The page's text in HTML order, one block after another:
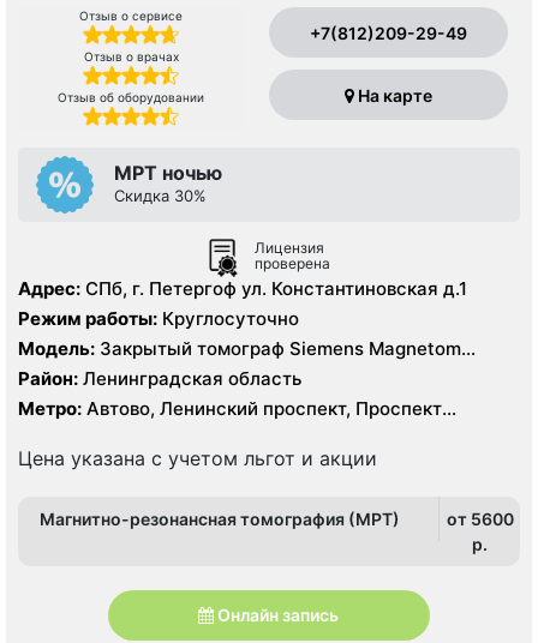
Отзыв о сервисе
Отзыв о врачах
Отзыв об оборудовании
+7(812)209-29-49
На карте
МРТ ночью
Скидка 30%
Лицензия
проверена
Адрес: СПб, г. Петергоф ул. Константиновская д.1
Режим работы: Круглосуточно
Модель: Закрытый томограф Siemens Magnetom
Avanto 1,5 Тесла, КТ Philips Ingenia 128 срезов
Район: Ленинградская область
Метро: Автово, Ленинский проспект, Проспект
Цена указана с учетом льгот и акции
Магнитно-резонансная томография (МРТ)
от 5600
p.
Онлайн запись